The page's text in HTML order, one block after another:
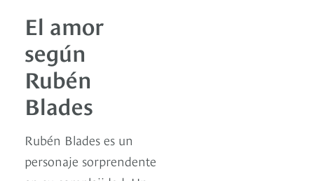
El amor
según
Rubén
Blades
Rubén Blades es un
personaje sorprendente